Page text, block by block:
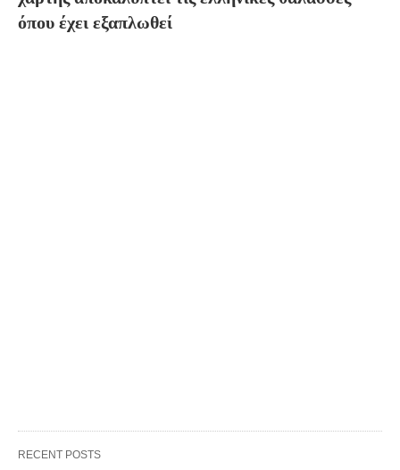
όπου έχει εξαπλωθεί
RECENT POSTS